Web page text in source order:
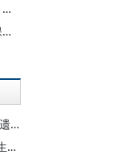
鲁枢元：杜亚泉的启蒙理性与生态意识 ——兼及生态时代的东西方文化交流
鲁枢元：庚子三论 ——一个生态文化保守主义者的言说（前言）
刘擎：重申启蒙的承诺：哈贝马斯思想遗产及其当代处境
吴才茂：“栽岩立法”：清水江文书中的生态意识与生态治理